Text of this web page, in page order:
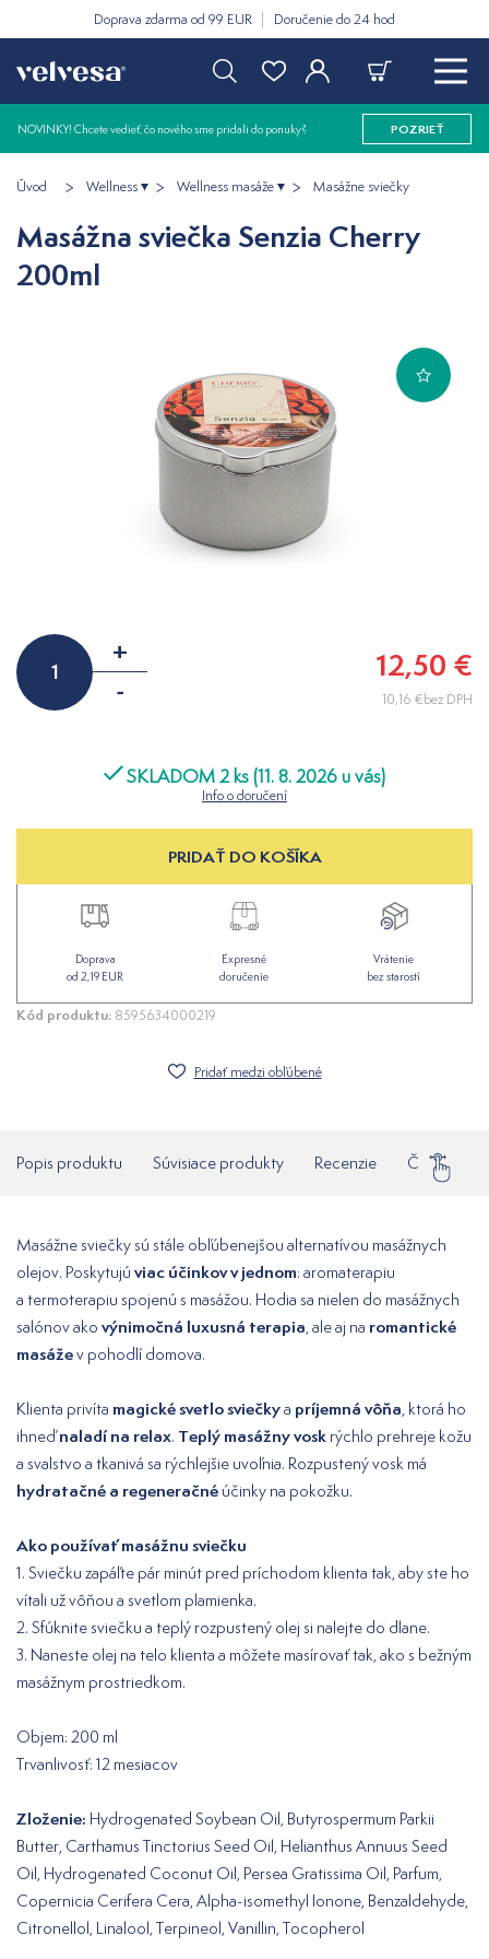
Doprava zdarma od 99 EUR Doručenie do 24 hod
NOVINKY! Chcete vedieť, čo nového sme pridali do ponuky? POZRIEŤ
Úvod Wellness Wellness masáže Masážne sviečky
Masážna sviečka Senzia Cherry
200ml
+
-
12,50 €
10,16 €bez DPH
SKLADOM 2 ks (11. 8. 2026 u vás)
Info o doručení
PRIDAŤ DO KOŠÍKA
Doprava
od 2,19 EUR
Expresné
doručenie
Vrátenie
bez starostí
Kód produktu: 8595634000219
Pridať medzi obľúbené
Popis produktu Súvisiace produkty Recenzie Často
Masážne sviečky sú stále obľúbenejšou alternatívou masážnych
olejov. Poskytujú viac účinkov v jednom: aromaterapiu
a termoterapiu spojenú s masážou. Hodia sa nielen do masážnych
salónov ako výnimočná luxusná terapia , ale aj na romantické
masážev pohodlí domova.
Klienta privíta magické svetlo sviečkya príjemná vôňa , ktorá ho
ihneďnaladí na relax. Teplý masážny vosk rýchlo prehreje kožu
a svalstvo a tkanivá sa rýchlejšie uvoľnia. Rozpustený vosk má
hydratačné a regeneračné účinky na pokožku.
Ako používať masážnu sviečku
1. Sviečku zapáľte pár minút pred príchodom klienta tak, aby ste ho
vítali už vôňou a svetlom plamienka.
2. Sfúknite sviečku a teplý rozpustený olej si nalejte do dlane.
3. Naneste olej na telo klienta a môžete masírovať tak, ako s bežným
masážnym prostriedkom.
Objem: 200 ml
Trvanlivosť: 12 mesiacov
Zloženie: Hydrogenated Soybean Oil, Butyrospermum Parkii
Butter, Carthamus Tinctorius Seed Oil, Helianthus Annuus Seed
Oil, Hydrogenated Coconut Oil, Persea Gratissima Oil, Parfum,
Copernicia Cerifera Cera, Alpha-isomethyl Ionone, Benzaldehyde,
Citronellol, Linalool, Terpineol, Vanillin, Tocopherol